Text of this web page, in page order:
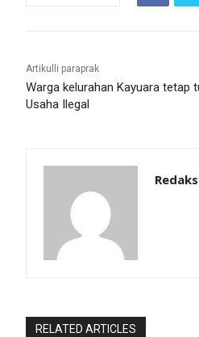
Artikulli paraprak
Warga kelurahan Kayuara tetap
Usaha Ilegal
RELATED ARTICLES